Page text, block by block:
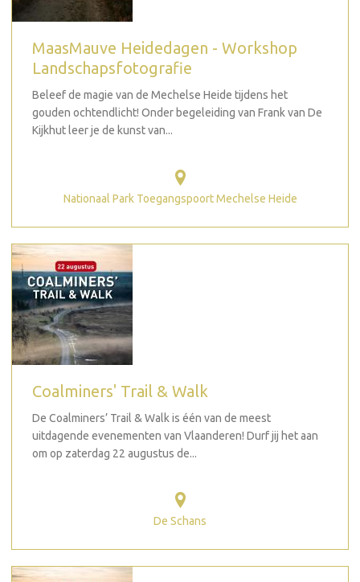
MaasMauve Heidedagen - Workshop
Landschapsfotografie
Beleef de magie van de Mechelse Heide tijdens het
gouden ochtendlicht! Onder begeleiding van Frank van De
Kijkhut leer je de kunst van...
Nationaal Park Toegangspoort Mechelse Heide
Coalminers' Trail & Walk
De Coalminers’ Trail & Walk is één van de meest
uitdagende evenementen van Vlaanderen! Durf jij het aan
om op zaterdag 22 augustus de...
De Schans